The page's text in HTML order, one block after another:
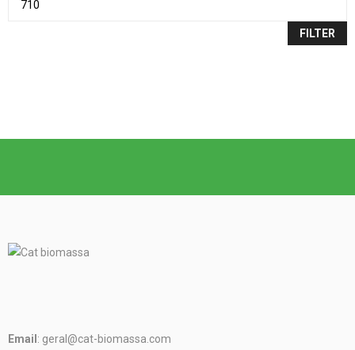
FILTER
Email : geral@cat-biomassa.com